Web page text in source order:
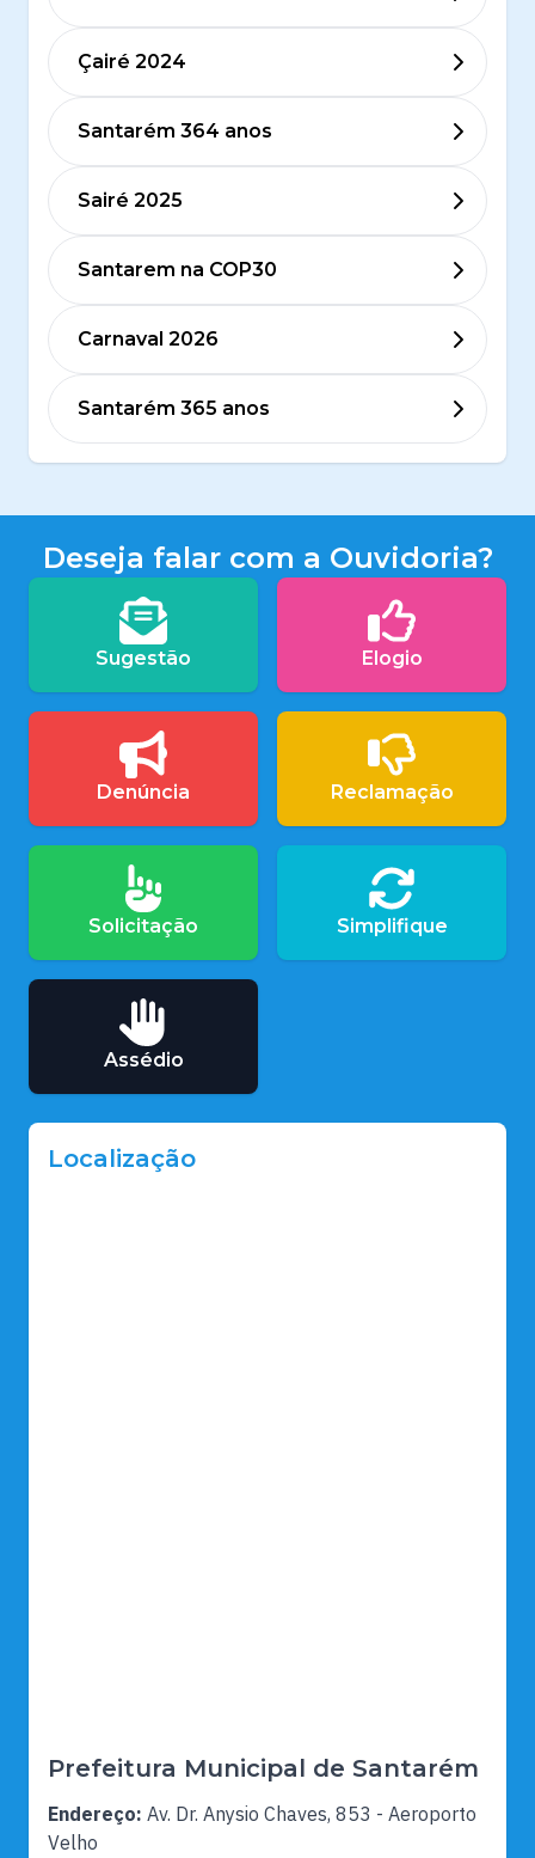
Çairé 2024
Santarém 364 anos
Sairé 2025
Santarem na COP30
Carnaval 2026
Santarém 365 anos
Deseja falar com a Ouvidoria?
Sugestão Elogio
Denúncia Reclamação
Solicitação Simplifique
Assédio
Localização
Prefeitura Municipal de Santarém
Endereço: Av. Dr. Anysio Chaves, 853 - Aeroporto
Velho